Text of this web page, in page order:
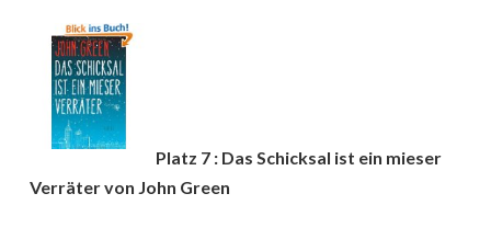
Platz 7 : Das Schicksal ist ein mieser
Verräter von John Green